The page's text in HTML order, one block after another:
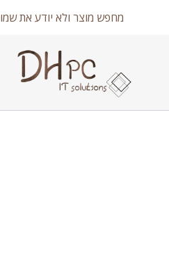
מחפש מוצר ולא יודע את